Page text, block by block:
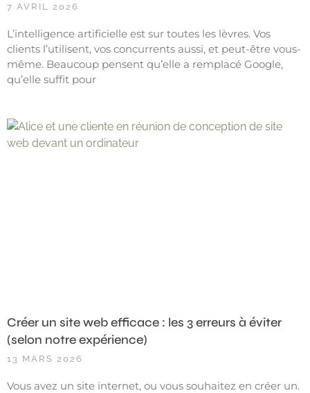
7 AVRIL 2026
L’intelligence artificielle est sur toutes les lèvres. Vos
clients l’utilisent, vos concurrents aussi, et peut-être vous-
même. Beaucoup pensent qu’elle a remplacé Google,
qu’elle suffit pour
Créer un site web efficace : les 3 erreurs à éviter
(selon notre expérience)
13 MARS 2026
Vous avez un site internet, ou vous souhaitez en créer un.